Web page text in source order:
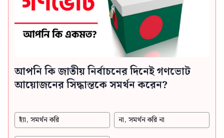
আপনি কি জাতীয় নির্বাচনের দিনেই গণভোট
আয়োজনের সিদ্ধান্তকে সমর্থন করেন?
হ্যাঁ, সমর্থন করি না, সমর্থন করি না